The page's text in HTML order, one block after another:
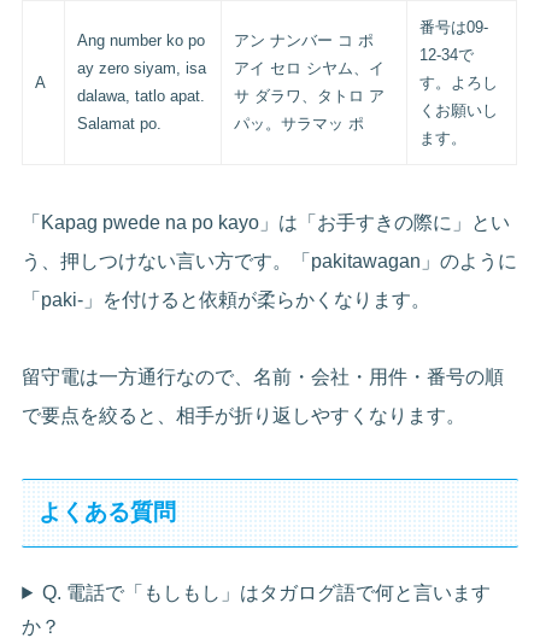
A
Ang number ko po
ay zero siyam, isa
dalawa, tatlo apat.
Salamat po.
アン ナンバー コ ポ
アイ セロ シヤム、イ
サ ダラワ、タトロ ア
パッ。サラマッ ポ
番号は09-
12-34で
す。よろし
くお願いし
ます。
「Kapag pwede na po kayo」は「お手すきの際に」とい
う、押しつけない言い方です。「pakitawagan」のように
「paki-」を付けると依頼が柔らかくなります。
留守電は一方通行なので、名前・会社・用件・番号の順
で要点を絞ると、相手が折り返しやすくなります。
よくある質問
Q. 電話で「もしもし」はタガログ語で何と言います
か？